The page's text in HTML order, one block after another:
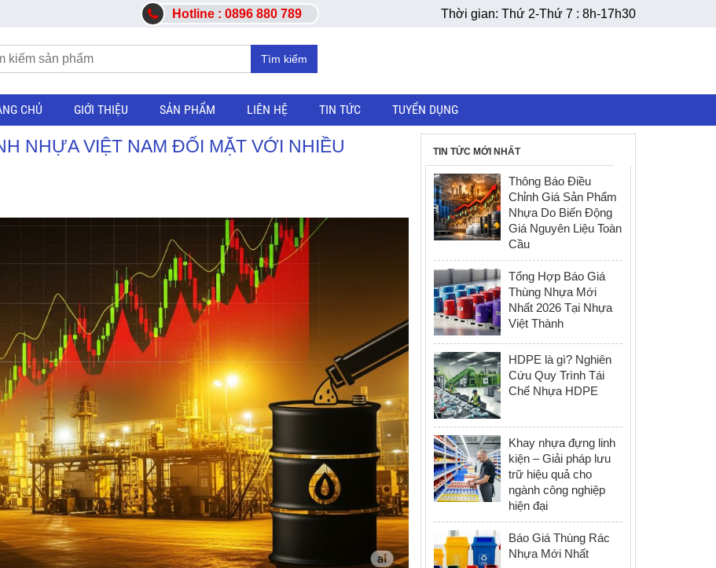
Hotline : 0896 880 789 Thời gian: Thứ 2-Thứ 7 : 8h-17h30
Tìm kiếm
CHỦ GIỚI THIỆU SẢN PHẨM LIÊN HỆ TIN TỨC TUYỂN DỤNG
NHỰA VIỆT NAM ĐỐI MẶT VỚI NHIỀU
TIN TỨC MỚI NHẤT
Thông Báo Điều
Chỉnh Giá Sản Phẩm
Nhựa Do Biến Động
Giá Nguyên Liệu Toàn
Cầu
Tổng Hợp Báo Giá
Thùng Nhựa Mới
Nhất 2026 Tại Nhựa
Việt Thành
HDPE là gì? Nghiên
Cứu Quy Trình Tái
Chế Nhựa HDPE
Khay nhựa đựng linh
kiện – Giải pháp lưu
trữ hiệu quả cho
ngành công nghiệp
hiện đại
Báo Giá Thùng Rác
Nhựa Mới Nhất